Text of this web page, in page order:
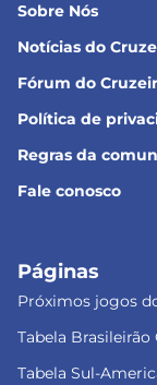
Sobre Nós
Notícias do
Fórum do
Política de
Regras da
Fale conosco
Páginas
Próximos jogos
Tabela Brasileirão
Tabela Sul-